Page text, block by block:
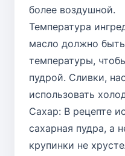
более воздушной.
Температура
масло должно
температуры,
пудрой. Сливки,
использовать
Сахар: В рецепте
сахарная пудра, а
крупинки не